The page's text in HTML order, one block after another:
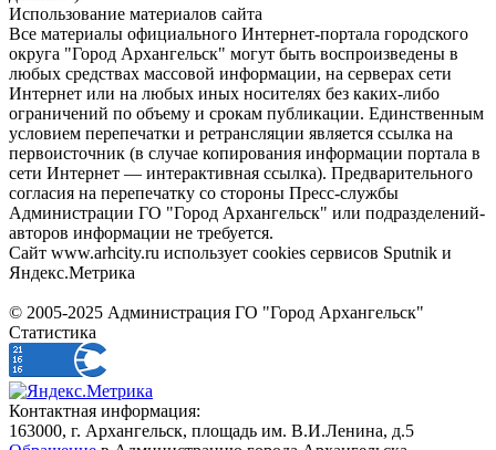
Использование материалов сайта
Все материалы официального Интернет-портала городского
округа "Город Архангельск" могут быть воспроизведены в
любых средствах массовой информации, на серверах сети
Интернет или на любых иных носителях без каких-либо
ограничений по объему и срокам публикации. Единственным
условием перепечатки и ретрансляции является ссылка на
первоисточник (в случае копирования информации портала в
сети Интернет — интерактивная ссылка). Предварительного
согласия на перепечатку со стороны Пресс-службы
Администрации ГО "Город Архангельск" или подразделений-
авторов информации не требуется.
Сайт www.arhcity.ru использует cookies сервисов Sputnik и
Яндекс.Метрика
© 2005-2025 Администрация ГО "Город Архангельск"
Статистика
Контактная информация:
163000, г. Архангельск, площадь им. В.И.Ленина, д.5